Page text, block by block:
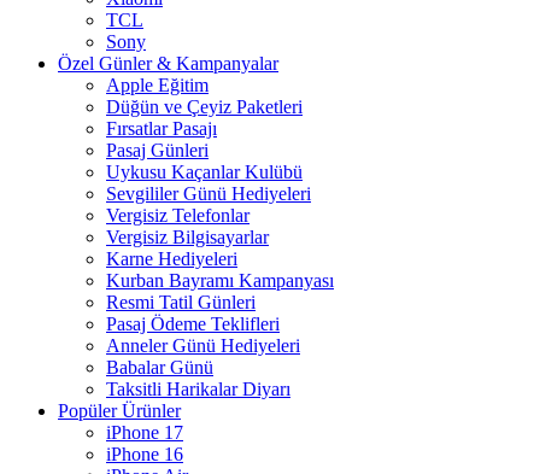
TCL
Sony
Özel Günler & Kampanyalar
Apple Eğitim
Düğün ve Çeyiz Paketleri
Fırsatlar Pasajı
Pasaj Günleri
Uykusu Kaçanlar Kulübü
Sevgililer Günü Hediyeleri
Vergisiz Telefonlar
Vergisiz Bilgisayarlar
Karne Hediyeleri
Kurban Bayramı Kampanyası
Resmi Tatil Günleri
Pasaj Ödeme Teklifleri
Anneler Günü Hediyeleri
Babalar Günü
Taksitli Harikalar Diyarı
Popüler Ürünler
iPhone 17
iPhone 16